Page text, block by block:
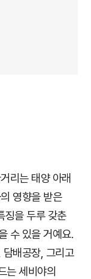
리는 태양 아래
영향을 받은
징을 두루 갖춘
수 있을 거예요.
배공장, 그리고
는 세비야의